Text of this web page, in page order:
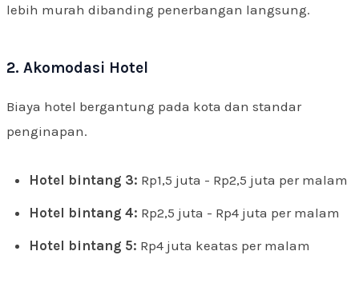
lebih murah dibanding penerbangan langsung.
2. Akomodasi Hotel
Biaya hotel bergantung pada kota dan standar
penginapan.
Hotel bintang 3: Rp1,5 juta - Rp2,5 juta per malam
Hotel bintang 4: Rp2,5 juta - Rp4 juta per malam
Hotel bintang 5: Rp4 juta keatas per malam